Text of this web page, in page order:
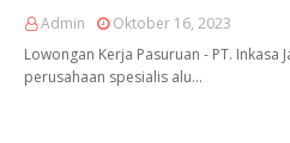
Admin
Oktober 16, 2023
Lowongan Kerja Pasuruan - PT. Inkasa
perusahaan spesialis alu…